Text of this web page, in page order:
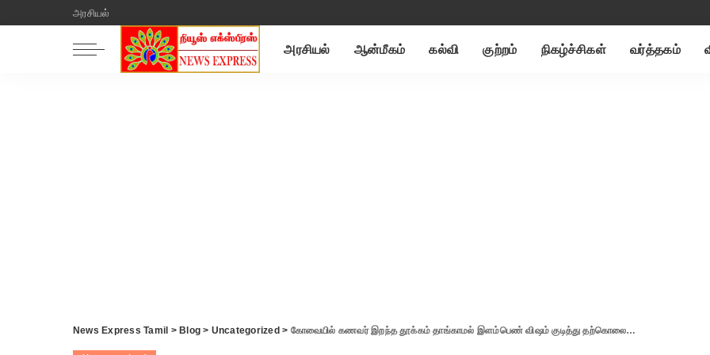
அரசியல்
அரசியல் ஆன்மீகம் கல்வி குற்றம் நிகழ்ச்சிகள் வர்த்தகம்
News Express Tamil > Blog > Uncategorized > கோவையில் கணவர் இறந்த தூக்கம் தாங்காமல் இளம்பெண் விஷம் குடித்து தற்கொலை…